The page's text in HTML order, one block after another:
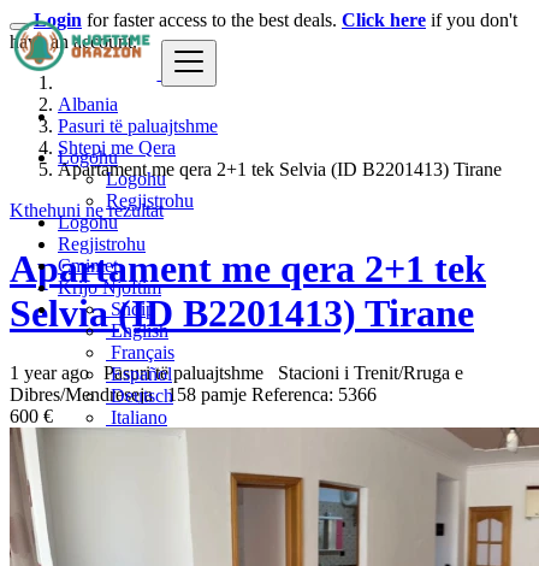
Logohu
Logohu
Regjistrohu
Logohu
Regjistrohu
Çmimet
Krijo Njoftim
Shqip
English
Français
Español
Deutsch
Italiano
Login for faster access to the best deals. Click here if you don't
have an account.
Albania
Pasuri të paluajtshme
Shtepi me Qera
Apartament me qera 2+1 tek Selvia (ID B2201413) Tirane
Kthehuni ne rezultat
Apartament me qera 2+1 tek
Selvia (ID B2201413) Tirane
1 year ago Pasuri të paluajtshme
Stacioni i Trenit/Rruga e
Dibres/Mendreseja 158 pamje Referenca: 5366
600 €